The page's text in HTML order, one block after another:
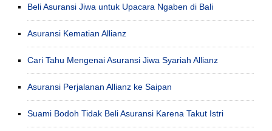
Beli Asuransi Jiwa untuk Upacara Ngaben di Bali
Asuransi Kematian Allianz
Cari Tahu Mengenai Asuransi Jiwa Syariah Allianz
Asuransi Perjalanan Allianz ke Saipan
Suami Bodoh Tidak Beli Asuransi Karena Takut Istri